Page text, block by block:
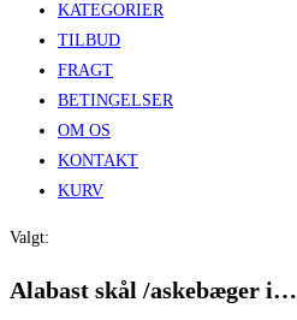
KATEGORIER
TILBUD
FRAGT
BETINGELSER
OM OS
KONTAKT
KURV
Valgt:
Alabast skål /askebæger i…